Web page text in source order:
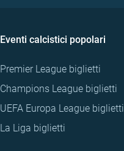
Eventi calcistici popolari
Premier League biglietti
Champions League biglietti
UEFA Europa League biglietti
La Liga biglietti